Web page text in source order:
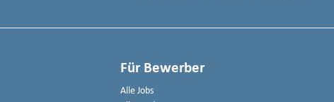
Für Bewerber
Alle Jobs